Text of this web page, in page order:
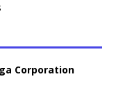
Corporation